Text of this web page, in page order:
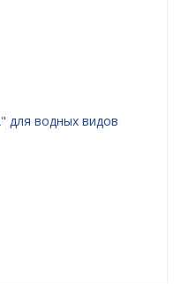
для водных видов